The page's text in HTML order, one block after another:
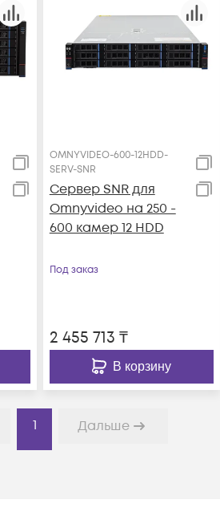
OMNYVIDEO-600-12HDD-
SERV-SNR
Сервер SNR для
Omnyvideo на 250 -
600 камер 12 HDD
Под заказ
2 455 713 ₸
В корзину
1 Дальше